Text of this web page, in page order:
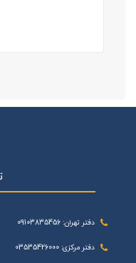
دفتر تهران: 09103835456
دفتر مرکزی: 03535426000